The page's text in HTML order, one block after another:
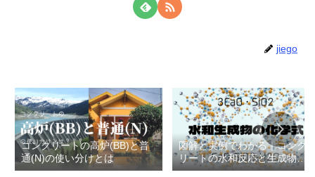
jiego
コンクリートの高炉(BB)と普
通(N)の使い分けとは
図解と実例でわかる｜コンク
リートの水和反応と生成物の
科学